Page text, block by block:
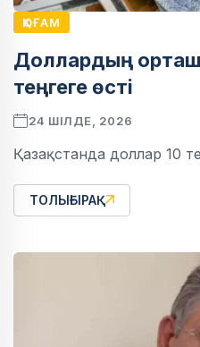
ҚОҒАМ
Доллардың
теңгеге өсті
24 ШІЛДЕ, 2026
Қазақстанда доллар 10
ТОЛЫҒЫРАҚ